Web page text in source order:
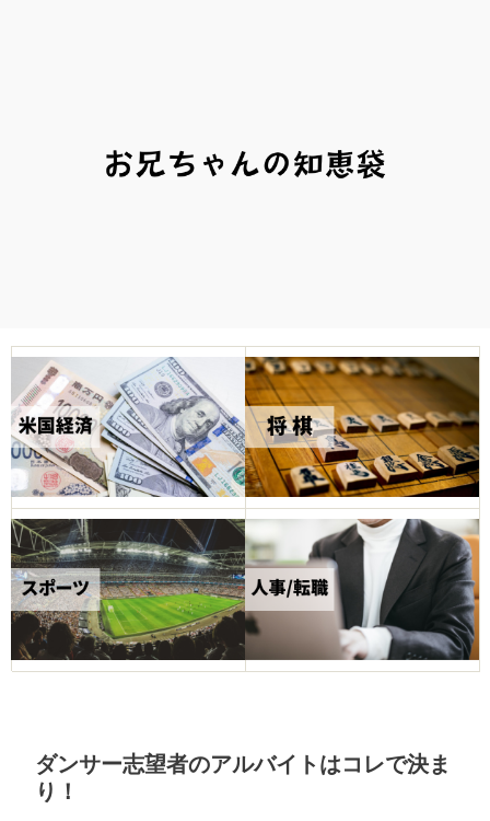
ダンサー志望者のアルバイトはコレで決ま
り！